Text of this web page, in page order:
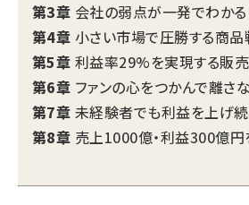
第3章 会社の弱点が一発でわかる
第4章 小さい市場で圧勝する商
第5章 利益率29%を実現する販
第6章 ファンの心をつかんで離さ
第7章 未経験者でも利益を上げ
第8章 売上1000億・利益300億